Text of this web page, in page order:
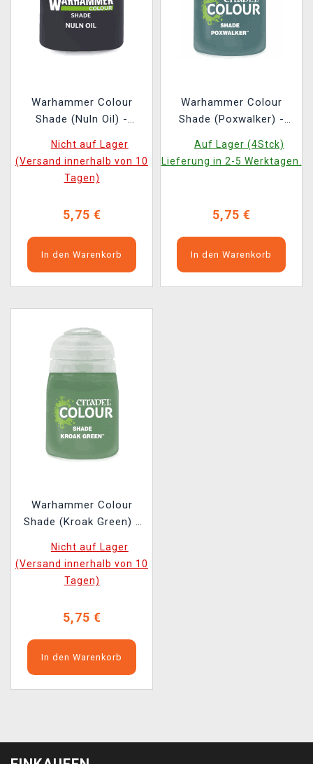
Warhammer Colour
Shade (Nuln Oil) -
Nicht auf Lager
(Versand innerhalb von 10
Tagen)
5,75 €
In den Warenkorb
Warhammer Colour
Shade (Poxwalker) -
Auf Lager (4Stck)
Lieferung in 2-5 Werktagen.
5,75 €
In den Warenkorb
Warhammer Colour
Shade (Kroak Green) -
Nicht auf Lager
(Versand innerhalb von 10
Tagen)
5,75 €
In den Warenkorb